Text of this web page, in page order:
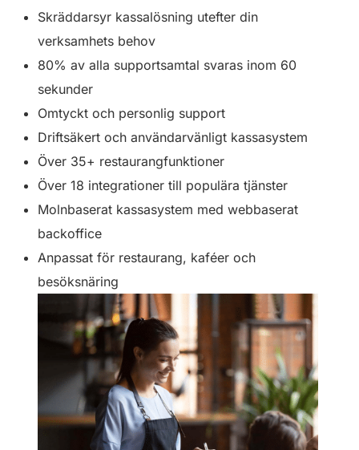
Skräddarsyr kassalösning utefter din
verksamhets behov
80% av alla supportsamtal svaras inom 60
sekunder
Omtyckt och personlig support
Driftsäkert och användarvänligt kassasystem
Över 35+ restaurangfunktioner
Över 18 integrationer till populära tjänster
Molnbaserat kassasystem med webbaserat
backoffice
Anpassat för restaurang, kaféer och
besöksnäring